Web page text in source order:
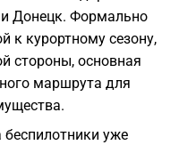
и Донецк. Формально
к курортному сезону,
стороны, основная
маршрута для
уже